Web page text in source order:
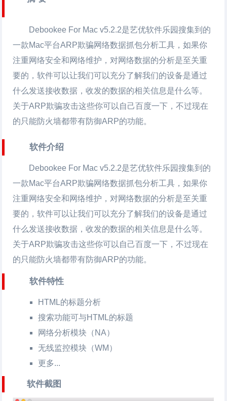
Debookee For Mac v5.2.2是艺优软件乐园搜集到的
一款Mac平台ARP欺骗网络数据抓包分析工具，如果你
注重网络安全和网络维护，对网络数据的分析是至关重
要的，软件可以让我们可以充分了解我们的设备是通过
什么发送接收数据，收发的数据的相关信息是什么等。
关于ARP欺骗攻击这些你可以自己百度一下，不过现在
的只能防火墙都带有防御ARP的功能。
软件介绍
Debookee For Mac v5.2.2是艺优软件乐园搜集到的
一款Mac平台ARP欺骗网络数据抓包分析工具，如果你
注重网络安全和网络维护，对网络数据的分析是至关重
要的，软件可以让我们可以充分了解我们的设备是通过
什么发送接收数据，收发的数据的相关信息是什么等。
关于ARP欺骗攻击这些你可以自己百度一下，不过现在
的只能防火墙都带有防御ARP的功能。
软件特性
HTML的标题分析
搜索功能可与HTML的标题
网络分析模块（NA）
无线监控模块（WM）
更多...
软件截图